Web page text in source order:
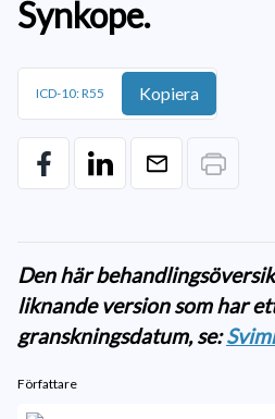
Synkope.
ICD-10: R55 Kopiera
Den här
liknande version som har
granskningsdatum, se:
Författare